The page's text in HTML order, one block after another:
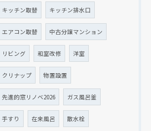
キッチン取替 キッチン排水口
エアコン取替 中古分譲マンション
リビング 和室改修 洋室
クリナップ 物置設置
先進的窓リノベ2026 ガス風呂釜
手すり 在来風呂 散水栓